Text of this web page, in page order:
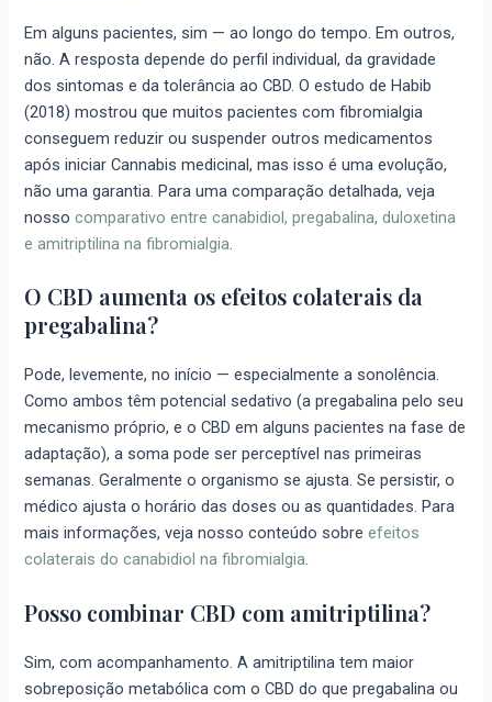
Em alguns pacientes, sim — ao longo do tempo. Em outros,
não. A resposta depende do perfil individual, da gravidade
dos sintomas e da tolerância ao CBD. O estudo de Habib
(2018) mostrou que muitos pacientes com fibromialgia
conseguem reduzir ou suspender outros medicamentos
após iniciar Cannabis medicinal, mas isso é uma evolução,
não uma garantia. Para uma comparação detalhada, veja
nossocomparativo entre canabidiol, pregabalina, duloxetina
e amitriptilina na fibromialgia.
O CBD aumenta os efeitos colaterais da
pregabalina?
Pode, levemente, no início — especialmente a sonolência.
Como ambos têm potencial sedativo (a pregabalina pelo seu
mecanismo próprio, e o CBD em alguns pacientes na fase de
adaptação), a soma pode ser perceptível nas primeiras
semanas. Geralmente o organismo se ajusta. Se persistir, o
médico ajusta o horário das doses ou as quantidades. Para
mais informações, veja nosso conteúdo sobreefeitos
colaterais do canabidiol na fibromialgia.
Posso combinar CBD com amitriptilina?
Sim, com acompanhamento. A amitriptilina tem maior
sobreposição metabólica com o CBD do que pregabalina ou